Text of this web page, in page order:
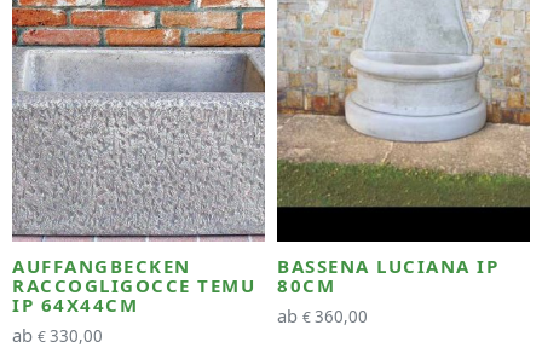
AUFFANGBECKEN
RACCOGLIGOCCE TEMU
IP 64X44CM
ab €330,00
BASSENA LUCIANA IP
80CM
ab €360,00